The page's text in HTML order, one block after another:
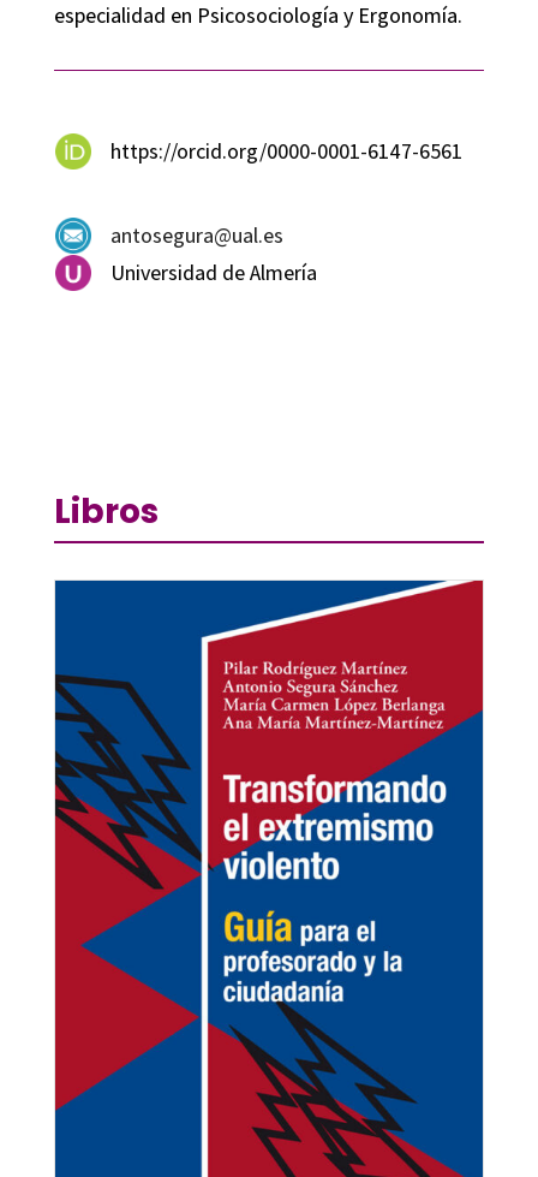
especialidad en Psicosociología y Ergonomía.
https://orcid.org/0000-0001-6147-6561
antosegura@ual.es
Universidad de Almería
Libros